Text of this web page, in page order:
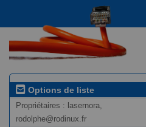
Options de liste
Propriétaires : lasernora,
rodolphe@rodinux.fr